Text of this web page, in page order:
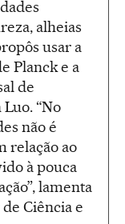
alheias
usar a
Planck e a
de
“No
não é
relação ao
à pouca
lamenta
Ciência e